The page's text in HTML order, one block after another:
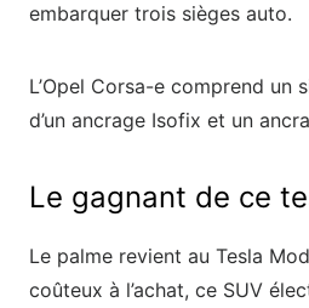
embarquer trois sièges auto.
L’Opel Corsa-e comprend un
d’un ancrage Isofix et un
Le gagnant de ce
Le palme revient au Tesla
coûteux à l’achat, ce SUV